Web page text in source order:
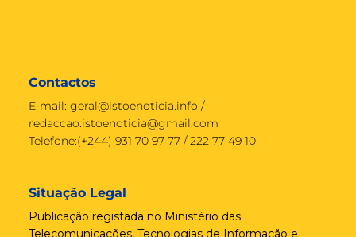
Contactos
E-mail: geral@istoenoticia.info /
redaccao.istoenoticia@gmail.com
Telefone:(+244) 931 70 97 77 / 222 77 49 10
Situação Legal
Publicação registada no Ministério das